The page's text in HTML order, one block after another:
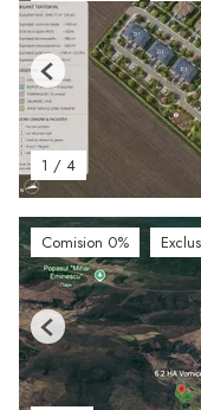
1 / 4
Previous
Comision 0%
Previous